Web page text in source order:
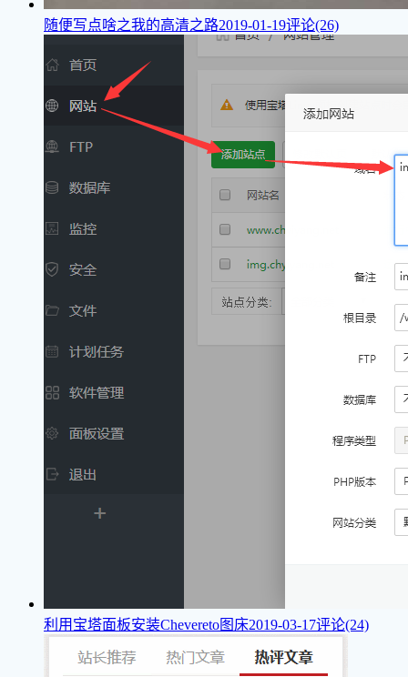
随便写点啥之我的高清之路2019-01-19评论(26)
利用宝塔面板安装Chevereto图床2019-03-17评论(24)